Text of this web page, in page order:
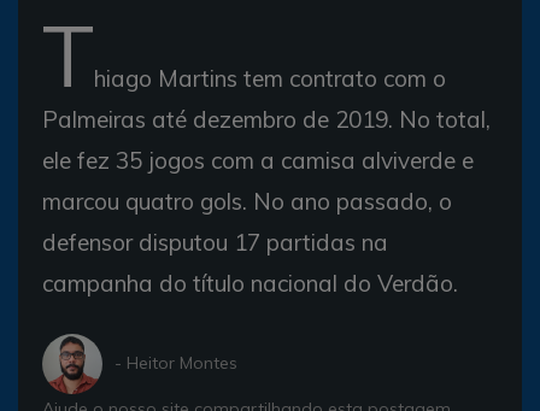
Thiago Martins tem contrato com o
Palmeiras até dezembro de 2019. No total,
ele fez 35 jogos com a camisa alviverde e
marcou quatro gols. No ano passado, o
defensor disputou 17 partidas na
campanha do título nacional do Verdão.
- Heitor Montes